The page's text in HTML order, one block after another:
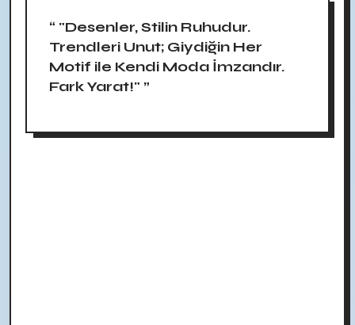
“ "Desenler, Stilin Ruhudur.
Trendleri Unut; Giydiğin Her
Motif ile Kendi Moda İmzandır.
Fark Yarat!" ”